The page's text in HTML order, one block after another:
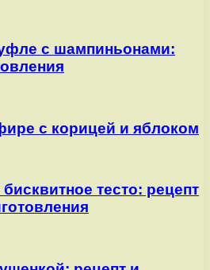
с шампиньонами:
с корицей и яблоком
тесто: рецепт